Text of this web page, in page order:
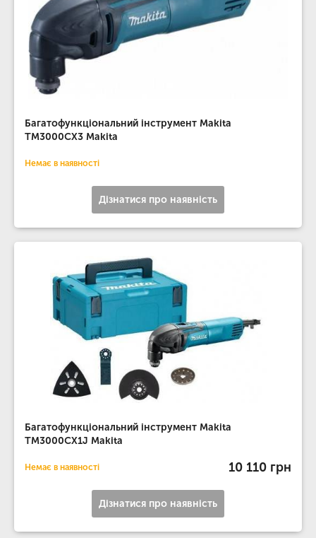
Багатофункціональний інструмент Makita
TM3000CX3 Makita
Немає в наявності
Дізнатися про наявність
Багатофункціональний інструмент Makita
TM3000CX1J Makita
Немає в наявності 10 110 грн
Дізнатися про наявність